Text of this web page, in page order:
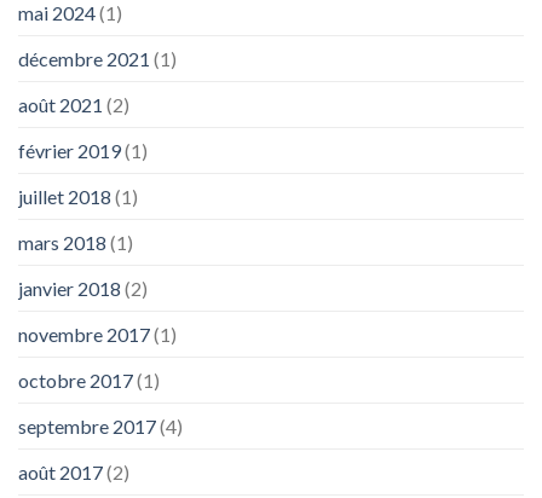
mai 2024(1)
décembre 2021 (1)
août 2021 (2)
février 2019(1)
juillet 2018 (1)
mars 2018 (1)
janvier 2018 (2)
novembre 2017(1)
octobre 2017(1)
septembre 2017(4)
août 2017(2)